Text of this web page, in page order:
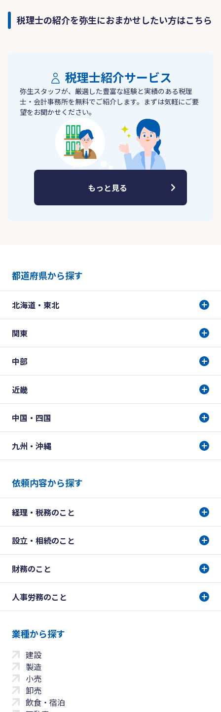
税理士の紹介を弥生におまかせしたい方はこちら
税理士紹介サービス
弥生スタッフが、厳選した豊富な経験と実績のある税理
士・会計事務所を無料でご紹介します。まずは気軽にご要
望をお聞かせください。
もっと見る
都道府県から探す
北海道・東北
関東
中部
近畿
中国・四国
九州・沖縄
依頼内容から探す
経理・税務のこと
設立・相続のこと
財務のこと
人事労務のこと
業種から探す
建設
製造
小売
卸売
飲食・宿泊